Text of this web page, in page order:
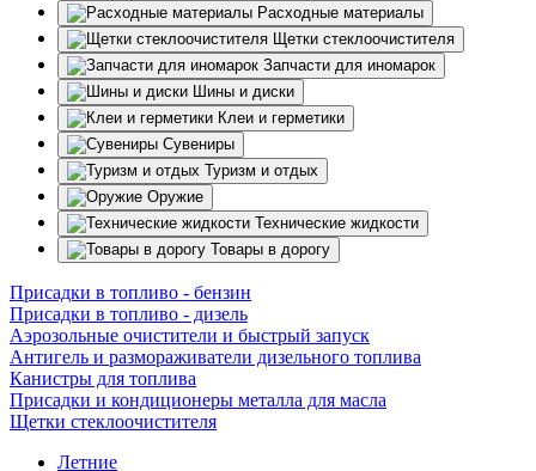
Расходные материалы
Щетки стеклоочистителя
Запчасти для иномарок
Шины и диски
Клеи и герметики
Сувениры
Туризм и отдых
Оружие
Технические жидкости
Товары в дорогу
Присадки в топливо - бензин
Присадки в топливо - дизель
Аэрозольные очистители и быстрый запуск
Антигель и размораживатели дизельного топлива
Канистры для топлива
Присадки и кондиционеры металла для масла
Щетки стеклоочистителя
Летние